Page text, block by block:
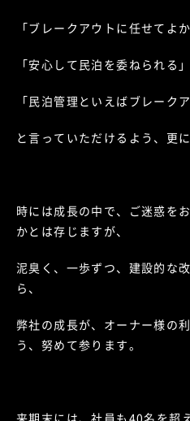
「ブレークアウトに任せてよか
「安心して民泊を委ねられる」
「民泊管理といえばブレークア
と言っていただけるよう、更
時には成長の中で、ご迷惑を
かとは存じますが、
泥臭く、一歩ずつ、建設的な
ら、
弊社の成長が、オーナー様の
う、努めて参ります。
来期末には、社員も40名を超